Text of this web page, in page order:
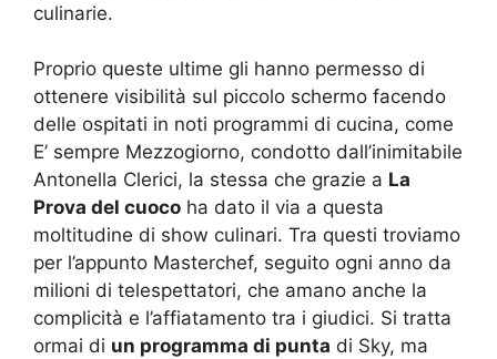
culinarie.
Proprio queste ultime gli hanno permesso di
ottenere visibilità sul piccolo schermo facendo
delle ospitati in noti programmi di cucina, come
E’ sempre Mezzogiorno, condotto dall’inimitabile
Antonella Clerici, la stessa che grazie a La
Prova del cuoco ha dato il via a questa
moltitudine di show culinari. Tra questi troviamo
per l’appunto Masterchef, seguito ogni anno da
milioni di telespettatori, che amano anche la
complicità e l’affiatamento tra i giudici. Si tratta
ormai di un programma di punta di Sky, ma